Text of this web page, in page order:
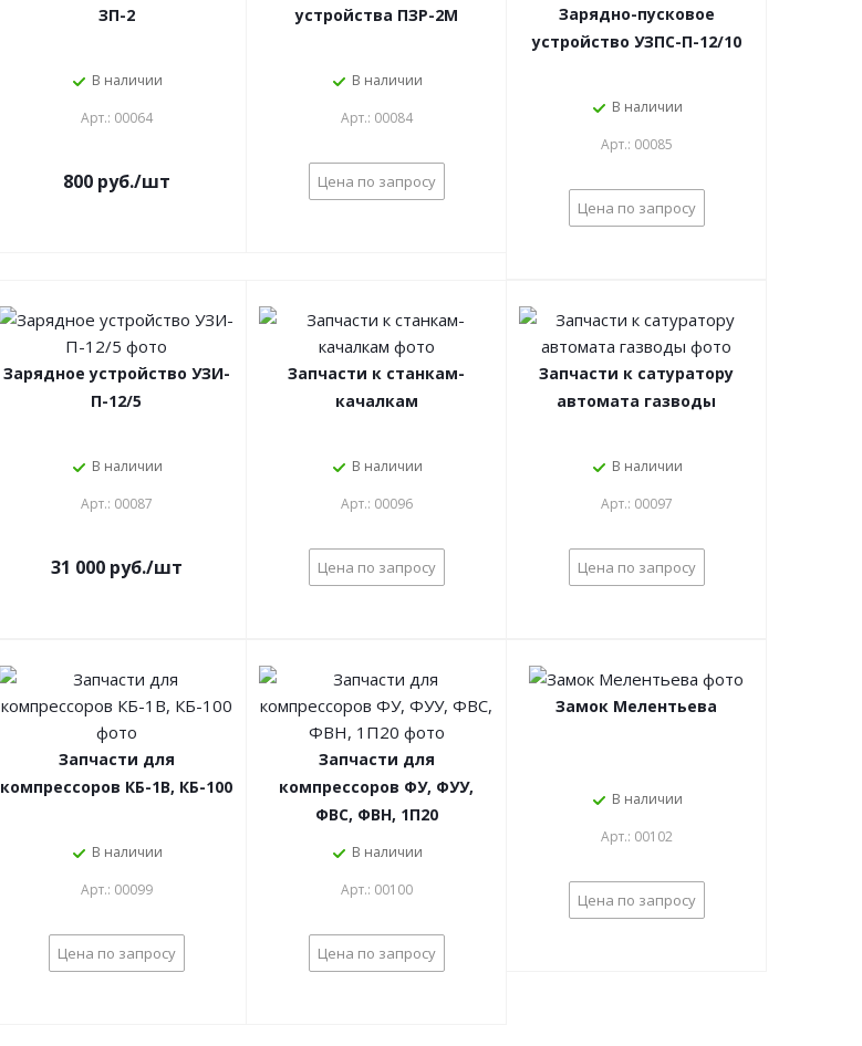
ЗП-2
В наличии
Арт.: 00064
800 руб./шт
устройства ПЗР-2М
В наличии
Арт.: 00084
Цена по запросу
Зарядно-пусковое
устройство УЗПС-П-12/10
В наличии
Арт.: 00085
Цена по запросу
Зарядное устройство УЗИ-
П-12/5
В наличии
Арт.: 00087
31 000 руб./шт
Запчасти к станкам-
качалкам
В наличии
Арт.: 00096
Цена по запросу
Запчасти к сатуратору
автомата газводы
В наличии
Арт.: 00097
Цена по запросу
Запчасти для
компрессоров КБ-1В, КБ-100
В наличии
Арт.: 00099
Цена по запросу
Запчасти для
компрессоров ФУ, ФУУ,
ФВС, ФВН, 1П20
В наличии
Арт.: 00100
Цена по запросу
Замок Мелентьева
В наличии
Арт.: 00102
Цена по запросу